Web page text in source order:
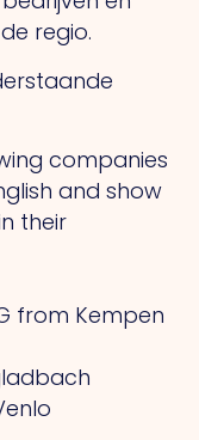
regio.
companies
and show
their
from Kempen